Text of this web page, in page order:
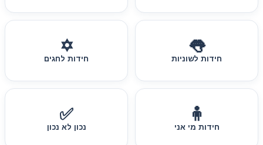
👅
חידות לשוניות
✡️
חידות לחגים
🧍
חידות מי אני
✅
נכון לא נכון